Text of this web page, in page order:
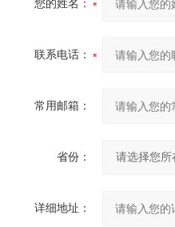
您的姓名：
联系电话：
常用邮箱：
省份：
详细地址：